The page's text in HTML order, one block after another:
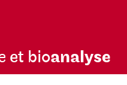
et bioanalyse